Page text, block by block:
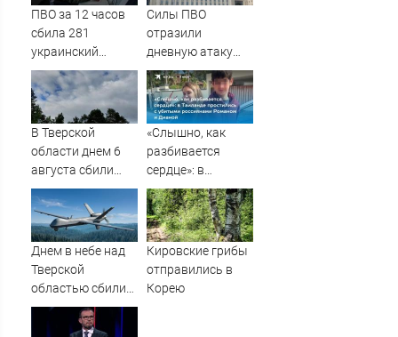
Бондарчука и
Исаковой
ПВО за 12 часов
сбила 281
украинский
беспилотник
Силы ПВО
отразили
дневную атаку
БПЛА на
Рязанскую
область
В Тверской
области днем 6
августа сбили
украинские БПЛА
«Слышно, как
разбивается
сердце»: в
Таиланде
простились с
убитыми
россиянами
Дианой
Днем в небе над
Тверской
областью сбили
БПЛА
Кировские грибы
отправились в
Корею